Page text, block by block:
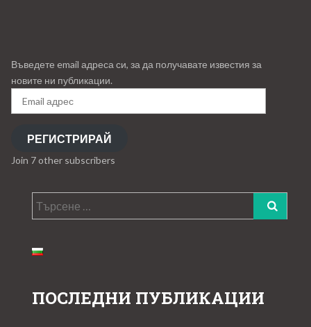
Въведете email адреса си, за да получавате известия за
новите ни публикации.
Email
адрес
РЕГИСТРИРАЙ
Join 7 other subscribers
Търсене
за:
ПОСЛЕДНИ ПУБЛИКАЦИИ